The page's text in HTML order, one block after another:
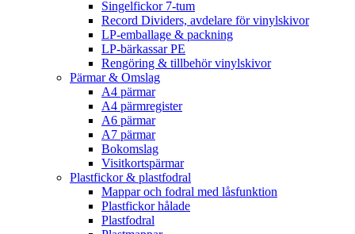
Singelfickor 7-tum
Record Dividers, avdelare för vinylskivor
LP-emballage & packning
LP-bärkassar PE
Rengöring & tillbehör vinylskivor
Pärmar & Omslag
A4 pärmar
A4 pärmregister
A6 pärmar
A7 pärmar
Bokomslag
Visitkortspärmar
Plastfickor & plastfodral
Mappar och fodral med låsfunktion
Plastfickor hålade
Plastfodral